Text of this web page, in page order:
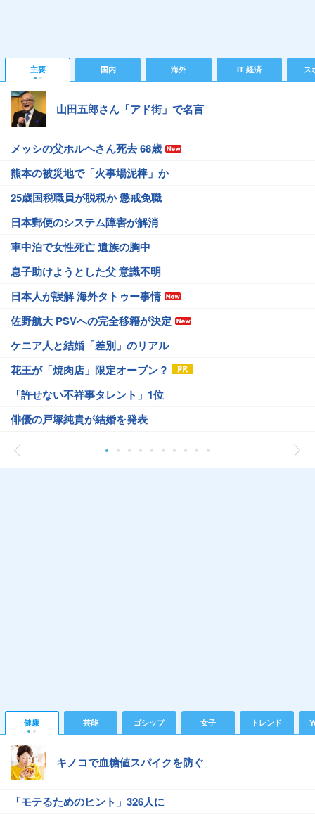
主要 国内 海外 IT 経済 ス
山田五郎さん「アド街」で名言
メッシの父ホルヘさん死去 68歳
熊本の被災地で「火事場泥棒」か
25歳国税職員が脱税か 懲戒免職
日本郵便のシステム障害が解消
車中泊で女性死亡 遺族の胸中
息子助けようとした父 意識不明
日本人が誤解 海外タトゥー事情
佐野航大 PSVへの完全移籍が決定
ケニア人と結婚「差別」のリアル
花王が「焼肉店」限定オープン？
「許せない不祥事タレント」1位
俳優の戸塚純貴が結婚を発表
健康 芸能 ゴシップ 女子 トレンド
キノコで血糖値スパイクを防ぐ
「モテるためのヒント」326人に